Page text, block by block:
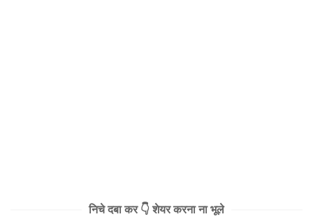
निचे दबा कर 👇 शेयर करना ना भूले